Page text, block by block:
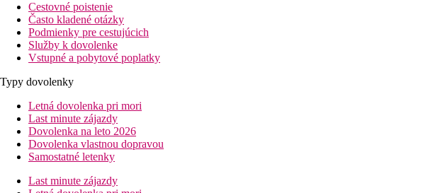
Cestovné poistenie
Často kladené otázky
Podmienky pre cestujúcich
Služby k dovolenke
Vstupné a pobytové poplatky
Typy dovolenky
Letná dovolenka pri mori
Last minute zájazdy
Dovolenka na leto 2026
Dovolenka vlastnou dopravou
Samostatné letenky
Last minute zájazdy